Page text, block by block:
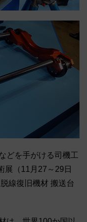
どを手がける司機工
展（11月27～29日
線復旧機材 搬送台